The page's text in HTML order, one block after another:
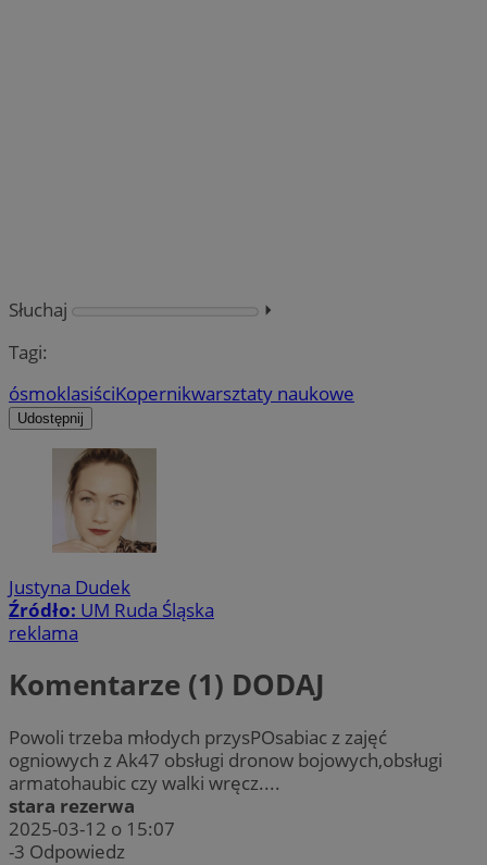
Słuchaj
⏵︎
Tagi:
ósmoklasiściKopernikwarsztaty naukowe
Udostępnij
Justyna Dudek
Źródło: UM Ruda Śląska
reklama
Komentarze (1) DODAJ
Powoli trzeba młodych przysPOsabiac z zajęć
ogniowych z Ak47 obsługi dronow bojowych,obsługi
armatohaubic czy walki wręcz....
stara rezerwa
2025-03-12 o 15:07
-3 Odpowiedz